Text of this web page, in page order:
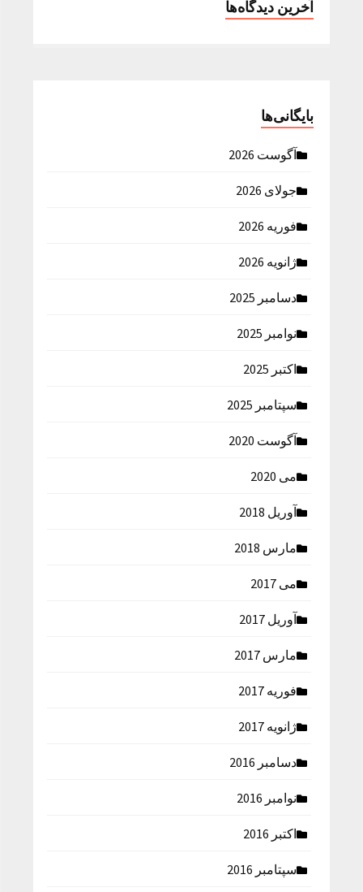
آخرین دیدگاه‌ها
بایگانی‌ها
آگوست 2026
جولای 2026
فوریه 2026
ژانویه 2026
دسامبر 2025
نوامبر 2025
اکتبر 2025
سپتامبر 2025
آگوست 2020
می 2020
آوریل 2018
مارس 2018
می 2017
آوریل 2017
مارس 2017
فوریه 2017
ژانویه 2017
دسامبر 2016
نوامبر 2016
اکتبر 2016
سپتامبر 2016